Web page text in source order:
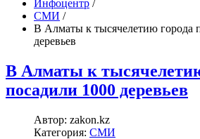
Инфоцентр /
СМИ /
В Алматы к тысячелетию города
деревьев
В Алматы к
посадили 1000 деревьев
Автор: zakon.kz
Категория: СМИ